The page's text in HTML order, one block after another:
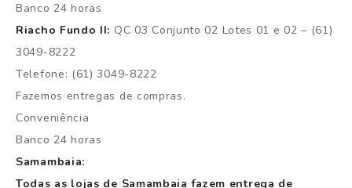
Banco 24 horas
Riacho Fundo II: QC 03 Conjunto 02 Lotes 01 e 02 – (61)
3049-8222
Telefone: (61) 3049-8222
Fazemos entregas de compras.
Conveniência
Banco 24 horas
Samambaia:
Todas as lojas de Samambaia fazem entrega de